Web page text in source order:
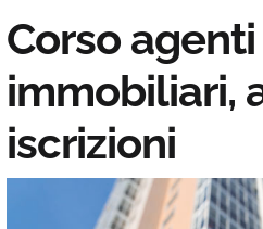
Corso agenti
immobiliari,
iscrizioni